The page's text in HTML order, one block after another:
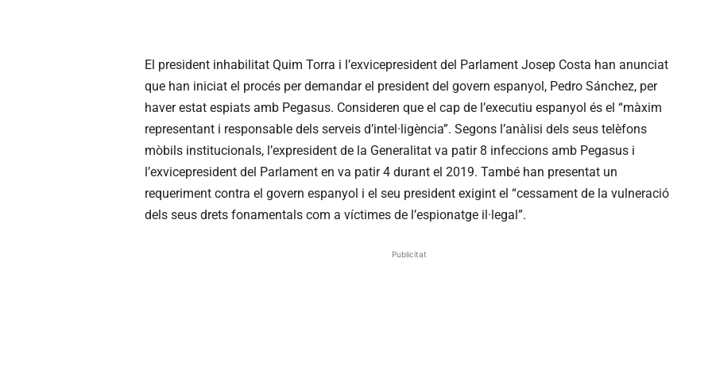
El president inhabilitat Quim Torra i l’exvicepresident del Parlament Josep Costa han anunciat
que han iniciat el procés per demandar el president del govern espanyol, Pedro Sánchez, per
haver estat espiats amb Pegasus. Consideren que el cap de l’executiu espanyol és el “màxim
representant i responsable dels serveis d’intel·ligència”. Segons l’anàlisi dels seus telèfons
mòbils institucionals, l’expresident de la Generalitat va patir 8 infeccions amb Pegasus i
l’exvicepresident del Parlament en va patir 4 durant el 2019. També han presentat un
requeriment contra el govern espanyol i el seu president exigint el “cessament de la vulneració
dels seus drets fonamentals com a víctimes de l’espionatge il·legal”.
Publicitat